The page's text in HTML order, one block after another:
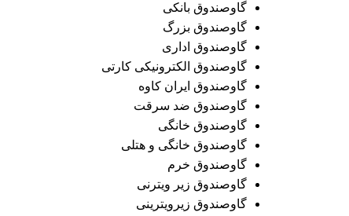
گاوصندوق بانکی
گاوصندوق بزرگ
گاوصندوق اداری
گاوصندوق الکترونیکی کارتی
گاوصندوق ایران کاوه
گاوصندوق ضد سرقت
گاوصندوق خانگی
گاوصندوق خانگی و هتلی
گاوصندوق خرم
گاوصندوق زیر ویترنی
گاوصندوق زیرویترینی